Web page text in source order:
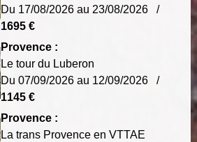
Du 17/08/2026 au 23/08/2026 /
1695 €
Provence :
Le tour du Luberon
Du 07/09/2026 au 12/09/2026 /
1145 €
Provence :
La trans Provence en VTTAE